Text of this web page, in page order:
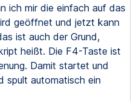
ich mir die einfach auf das
geöffnet und jetzt kann
ist auch der Grund,
heißt. Die F4-Taste ist
Damit startet und
spult automatisch ein